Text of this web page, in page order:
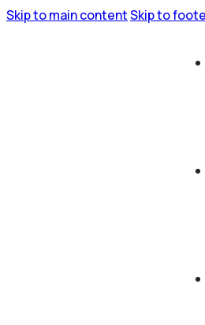
Skip to main contentSkip to